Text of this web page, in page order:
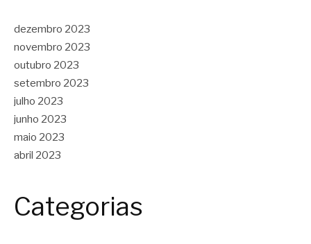
dezembro 2023
novembro 2023
outubro 2023
setembro 2023
julho 2023
junho 2023
maio 2023
abril 2023
Categorias